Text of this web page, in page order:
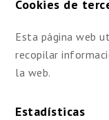
Cookies de
Esta página web
recopilar
la web.
Estadísticas